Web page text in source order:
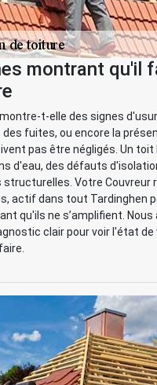
montrant qu'il
t-elle des signes
fuites, ou encore la
pas être négligés. Un
d'eau, des défauts
Votre Couvreur
actif dans tout Tardinghen
qu'ils ne s’amplifient.
clair pour voir l'état